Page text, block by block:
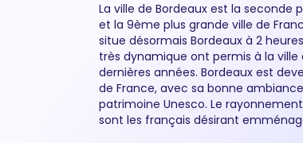
La ville de Bordeaux est la seconde
et la 9ème plus grande ville de
situe désormais Bordeaux à 2
très dynamique ont permis à la
dernières années. Bordeaux est
de France, avec sa bonne
patrimoine Unesco. Le
sont les français désirant